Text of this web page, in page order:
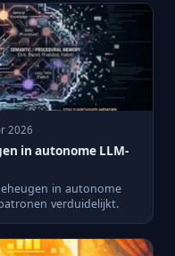
2026
in autonome LLM-
in autonome
verduidelijkt.